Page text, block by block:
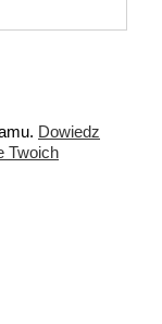
Dowiedz
Twoich